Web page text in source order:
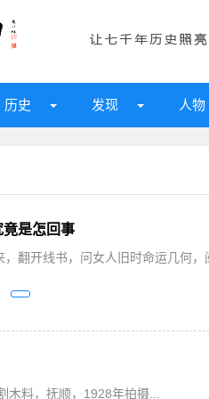
史 发现 人
是怎回事
，翻开线书，问女人旧时命运几何
木料，抚顺，1928年拍摄...